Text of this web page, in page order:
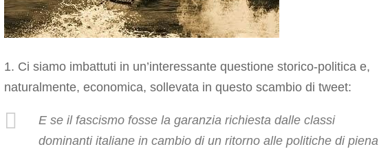
1. Ci siamo imbattuti in un’interessante questione storico-politica e,
naturalmente, economica, sollevata in questo scambio di tweet:
E se il fascismo fosse la garanzia richiesta dalle classi
dominanti italiane in cambio di un ritorno alle politiche di piena